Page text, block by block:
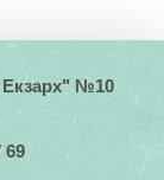
Екзарх" №10
69